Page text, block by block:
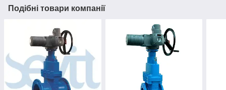
Подібні товари компанії